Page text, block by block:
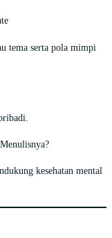
tema serta pola mimpi
kesehatan mental